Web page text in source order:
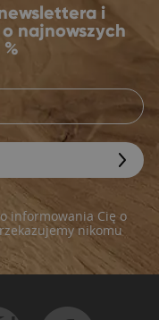
i
najnowszych
informowania Cię o
nikomu